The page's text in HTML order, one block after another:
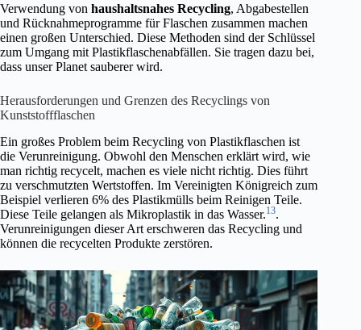
Verwendung von haushaltsnahes Recycling, Abgabestellen
und Rücknahmeprogramme für Flaschen zusammen machen
einen großen Unterschied. Diese Methoden sind der Schlüssel
zum Umgang mit Plastikflaschenabfällen. Sie tragen dazu bei,
dass unser Planet sauberer wird.
Herausforderungen und Grenzen des Recyclings von
Kunststoffflaschen
Ein großes Problem beim Recycling von Plastikflaschen ist
die Verunreinigung. Obwohl den Menschen erklärt wird, wie
man richtig recycelt, machen es viele nicht richtig. Dies führt
zu verschmutzten Wertstoffen. Im Vereinigten Königreich zum
Beispiel verlieren 6% des Plastikmülls beim Reinigen Teile.
Diese Teile gelangen als Mikroplastik in das Wasser.13.
Verunreinigungen dieser Art erschweren das Recycling und
können die recycelten Produkte zerstören.